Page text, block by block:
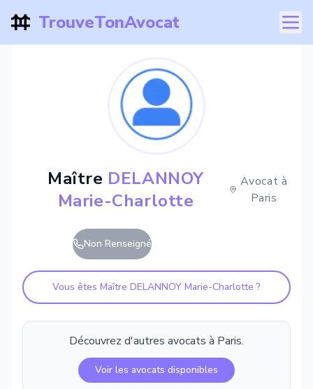
TrouveTonAvocat
Maître DELANNOY
Marie-Charlotte
Avocat à
Paris
Non Renseigné
Vous êtes Maître DELANNOY Marie-Charlotte ?
Découvrez d'autres avocats à Paris.
Voir les avocats disponibles